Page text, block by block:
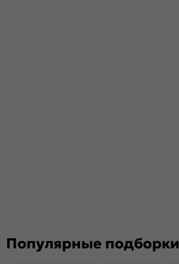
Популярные подборки